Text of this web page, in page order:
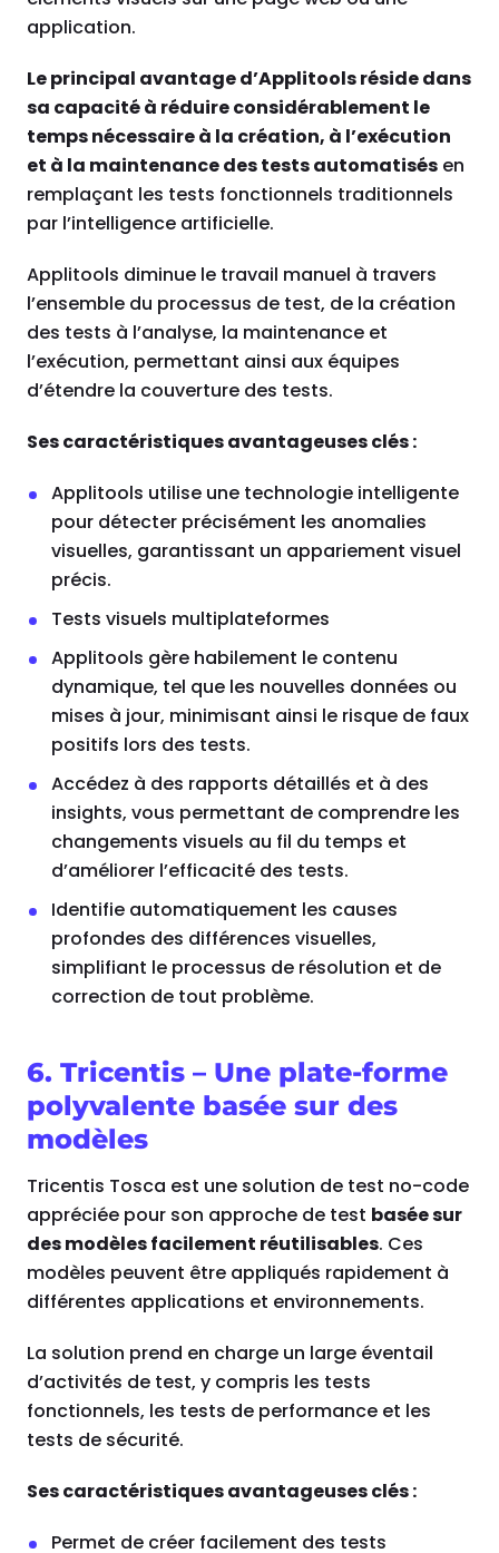
application.
Le principal avantage d’Applitools réside dans
sa capacité à réduire considérablement le
temps nécessaire à la création, à l’exécution
et à la maintenance des tests automatisés en
remplaçant les tests fonctionnels traditionnels
par l’intelligence artificielle.
Applitools diminue le travail manuel à travers
l’ensemble du processus de test, de la création
des tests à l’analyse, la maintenance et
l’exécution, permettant ainsi aux équipes
d’étendre la couverture des tests.
Ses caractéristiques avantageuses clés :
Applitools utilise une technologie intelligente
pour détecter précisément les anomalies
visuelles, garantissant un appariement visuel
précis.
Tests visuels multiplateformes
Applitools gère habilement le contenu
dynamique, tel que les nouvelles données ou
mises à jour, minimisant ainsi le risque de faux
positifs lors des tests.
Accédez à des rapports détaillés et à des
insights, vous permettant de comprendre les
changements visuels au fil du temps et
d’améliorer l’efficacité des tests.
Identifie automatiquement les causes
profondes des différences visuelles,
simplifiant le processus de résolution et de
correction de tout problème.
6. Tricentis – Une plate-forme
polyvalente basée sur des
modèles
Tricentis Tosca est une solution de test no-code
appréciée pour son approche de test basée sur
des modèles facilement réutilisables. Ces
modèles peuvent être appliqués rapidement à
différentes applications et environnements.
La solution prend en charge un large éventail
d’activités de test, y compris les tests
fonctionnels, les tests de performance et les
tests de sécurité.
Ses caractéristiques avantageuses clés :
Permet de créer facilement des tests